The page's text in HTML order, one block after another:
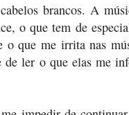
brancos. A
o que tem de
que me irrita nas
de ler o que elas me